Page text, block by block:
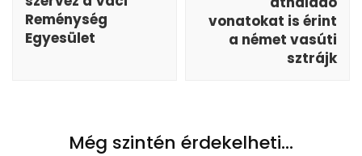
Reménység
Egyesület
vonatokat is érint
a német vasúti
sztrájk
Még szintén érdekelheti...